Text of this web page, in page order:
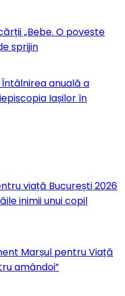
„Bebe. O poveste
sprijin
anuală a
Iașilor în
viață București 2026
inimii unui copil
Marșul pentru Viață
amândoi”